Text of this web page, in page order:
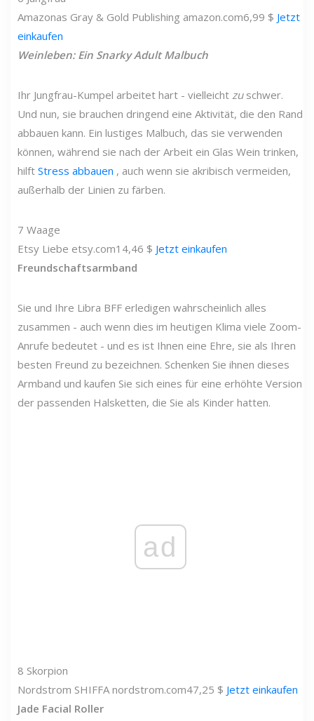
Amazonas Gray & Gold Publishing amazon.com6,99 $ Jetzt
einkaufen
Weinleben: Ein Snarky Adult Malbuch
Ihr Jungfrau-Kumpel arbeitet hart - vielleicht zuschwer.
Und nun, sie brauchen dringend eine Aktivität, die den Rand
abbauen kann. Ein lustiges Malbuch, das sie verwenden
können, während sie nach der Arbeit ein Glas Wein trinken,
hilft Stress abbauen , auch wenn sie akribisch vermeiden,
außerhalb der Linien zu färben.
7 Waage
Etsy Liebe etsy.com14,46 $ Jetzt einkaufen
Freundschaftsarmband
Sie und Ihre Libra BFF erledigen wahrscheinlich alles
zusammen - auch wenn dies im heutigen Klima viele Zoom-
Anrufe bedeutet - und es ist Ihnen eine Ehre, sie als Ihren
besten Freund zu bezeichnen. Schenken Sie ihnen dieses
Armband und kaufen Sie sich eines für eine erhöhte Version
der passenden Halsketten, die Sie als Kinder hatten.
ad
8 Skorpion
Nordstrom SHIFFA nordstrom.com47,25 $ Jetzt einkaufen
Jade Facial Roller